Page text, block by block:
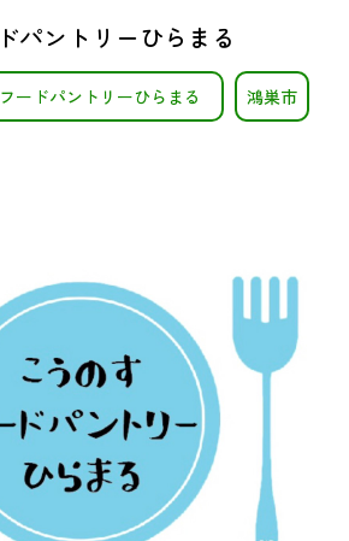
マップ
支援する
板
（埼玉県社会福祉協議会HP）
・運営する
パントリーひらまる
ードパントリーひらまる 鴻巣市